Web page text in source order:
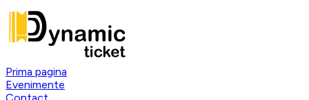
Prima pagina
Evenimente